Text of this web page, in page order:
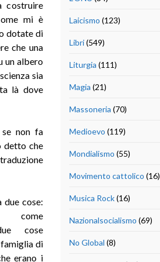
costruire
mi è
dotate di
che una
un albero
sia
là dove
non fa
detto che
cose:
come
cose
di
erano i
Laicismo (123)
Libri(549)
Liturgia (111)
Magia (21)
Massoneria (70)
Medioevo (119)
Mondialismo (55)
Movimento cattolico (16)
Musica Rock(16)
Nazionalsocialismo (69)
No Global (8)